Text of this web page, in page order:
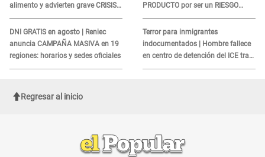
alimento y advierten grave CRISIS
en el mar
DNI GRATIS en agosto | Reniec
anuncia CAMPAÑA MASIVA en 19
regiones: horarios y sedes oficiales
PRODUCTO por ser un RIESGO
MORTAL para consumidores: ¿Cuál
es?
Terror para inmigrantes
indocumentados | Hombre fallece
en centro de detención del ICE tras
sufrir una "emergencia médica"
Regresar al inicio